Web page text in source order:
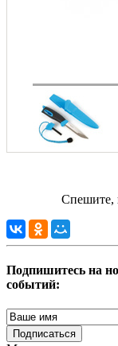
Спешите,
Подпишитесь на
событий:
Подписаться